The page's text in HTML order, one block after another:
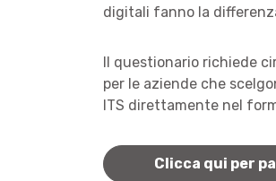
digitali fanno la
Il questionario richiede
per le aziende che
ITS direttamente nel
Clicca qui per